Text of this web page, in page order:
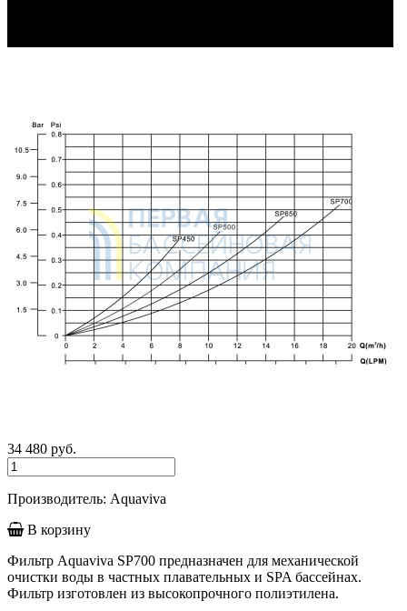
34 480 руб.
Производитель: Aquaviva
В корзину
Фильтр Aquaviva SP700 предназначен для механической
очистки воды в частных плавательных и SPA бассейнах.
Фильтр изготовлен из высокопрочного полиэтилена.